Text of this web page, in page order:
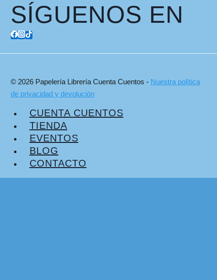
SÍGUENOS EN
© 2026 Papelería Librería Cuenta Cuentos - Nuestra política
de privacidad y devolución
CUENTA CUENTOS
TIENDA
EVENTOS
BLOG
CONTACTO